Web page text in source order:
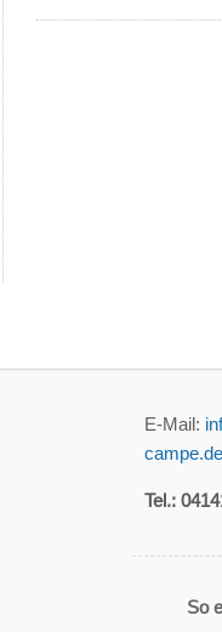
E-Mail:
campe.de
Tel.:
So